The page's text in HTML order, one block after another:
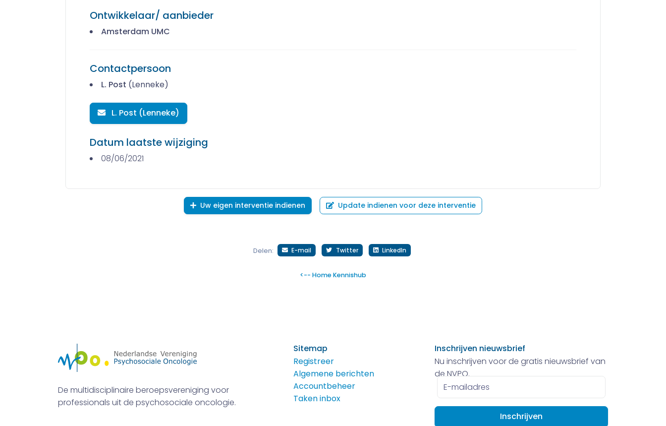
Ontwikkelaar/ aanbieder
Amsterdam UMC
Contactpersoon
L. Post (Lenneke)
L. Post (Lenneke)
Datum laatste wijziging
08/06/2021
Uw eigen interventie indienen Update indienen voor deze interventie
Delen: E-mail Twitter LinkedIn
<-- Home Kennishub
De multidisciplinaire beroepsvereniging voor
professionals uit de psychosociale oncologie.
Sitemap
Registreer
Algemene berichten
Accountbeheer
Taken inbox
Inschrijven nieuwsbrief
Nu inschrijven voor de gratis nieuwsbrief van
de NVPO.
E-
mailadres